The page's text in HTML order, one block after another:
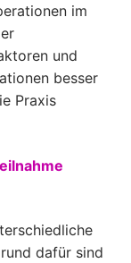
im
und
besser
Praxis
dafür sind